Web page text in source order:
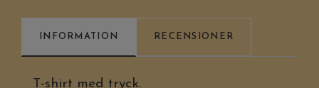
INFORMATION RECENSIONER
T-shirt med tryck.